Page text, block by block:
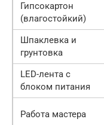
Гипсокартон
(влагостойкий)
Шпаклевка и
грунтовка
LED-лента с
блоком питания
Работа мастера